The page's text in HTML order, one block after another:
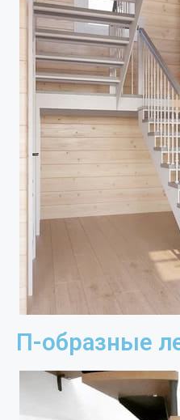
П-образные